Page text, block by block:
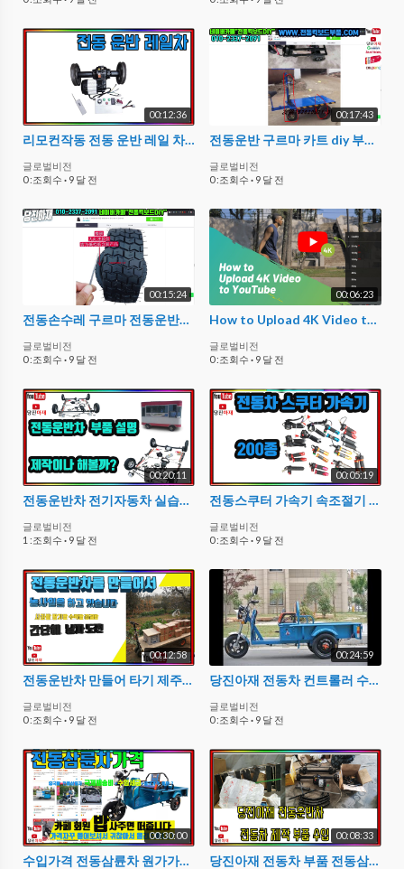
00:12:36
리모컨작동 전동 운반 레일 차 만들기 diy (전동손수레/전동운반차량/전동운반
글로벌비전
0 :조회수 · 9 달 전
00:17:43
전동운반 구르마 카트 diy 부품 만드는 방법 1미터이하 전동 운반카트 당진아재
글로벌비전
0 :조회수 · 9 달 전
00:15:24
전동손수레 구르마 전동운반차 만들기 부품 이야기
글로벌비전
0 :조회수 · 9 달 전
00:06:23
How to Upload 4K Video to YouTube | Fix 4K Video Uploaded only Show 360p or 240p (2024)
글로벌비전
0 :조회수 · 9 달 전
00:20:11
전동운반차 전기자동차 실습만들어 보기 부속품
글로벌비전
1 :조회수 · 9 달 전
00:05:19
전동스쿠터 가속기 속조절기 200종 운반차3단버튼 스로틀게이지부품 좌표
글로벌비전
0 :조회수 · 9 달 전
00:12:58
전동운반차 만들어 타기 제주도 감귤밭 전기운반차 만들어타삼 수리할수있게 당진아재
글로벌비전
0 :조회수 · 9 달 전
00:24:59
당진아재 전동차 컨트롤러 수리부품 어디서 구해야할까
글로벌비전
0 :조회수 · 9 달 전
00:30:00
수입가격 전동삼륜차 원가가격 수입비용은 얼마일까? 밥한그릇?
00:08:33
당진아재 전동차 부품 전동삼륜차 전동운반차 전동손수레부품 제작 수리 부품